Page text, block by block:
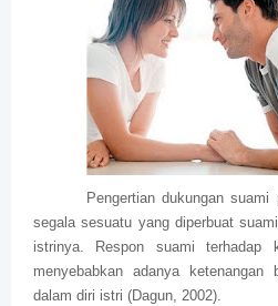
Pengertian dukungan
segala sesuatu yang diperbuat
istrinya. Respon suami terhadap
menyebabkan adanya
dalam diri istri (Dagun, 2002).